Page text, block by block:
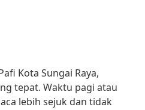
Kota Sungai Raya,
tepat. Waktu pagi atau
lebih sejuk dan tidak